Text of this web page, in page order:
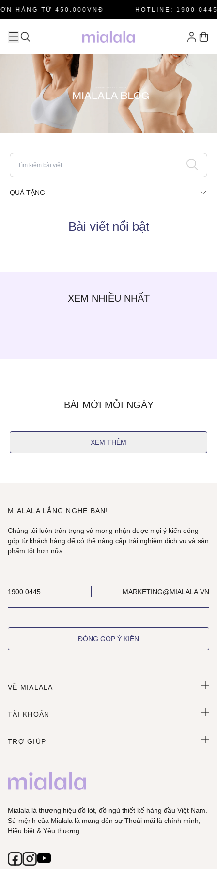
HÀNG TỪ 450.000VNĐ HOTLINE: 1900 0445
QUÀ TẶNG
Bài viết nổi bật
XEM NHIỀU NHẤT
BÀI MỚI MỖI NGÀY
XEM THÊM
MIALALA LẮNG NGHE BẠN!
Chúng tôi luôn trân trọng và mong nhận được mọi ý kiến đóng
góp từ khách hàng để có thể nâng cấp trải nghiệm dịch vụ và sản
phẩm tốt hơn nữa.
1900 0445 MARKETING@MIALALA.VN
ĐÓNG GÓP Ý KIẾN
VỀ MIALALA
TÀI KHOẢN
TRỢ GIÚP
Mialala là thương hiệu đồ lót, đồ ngủ thiết kế hàng đầu Việt Nam.
Sứ mệnh của Mialala là mang đến sự Thoải mái là chính mình,
Hiểu biết & Yêu thương.